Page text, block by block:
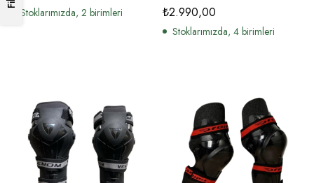
Stoklarımızda, 2 birimleri ₺2.990,00
Stoklarımızda, 4 birimleri